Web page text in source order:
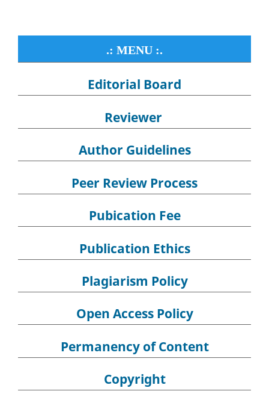
.: MENU :.
Editorial Board
Reviewer
Author Guidelines
Peer Review Process
Pubication Fee
Publication Ethics
Plagiarism Policy
Open Access Policy
Permanency of Content
Copyright